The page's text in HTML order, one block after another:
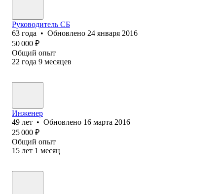
Руководитель СБ
63 года • Обновлено 24 января 2016
50 000 ₽
Общий опыт
22 года 9 месяцев
Инженер
49 лет • Обновлено 16 марта 2016
25 000 ₽
Общий опыт
15 лет 1 месяц